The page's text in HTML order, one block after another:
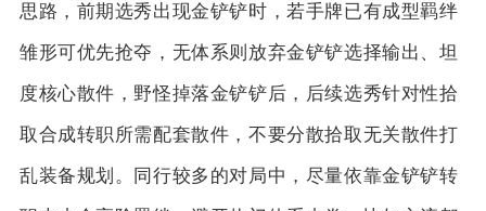
思路，前期选秀出现金铲铲时，若手牌已有成型羁绊
雏形可优先抢夺，无体系则放弃金铲铲选择输出、坦
度核心散件，野怪掉落金铲铲后，后续选秀针对性拾
取合成转职所需配套散件，不要分散拾取无关散件打
乱装备规划。同行较多的对局中，尽量依靠金铲铲转